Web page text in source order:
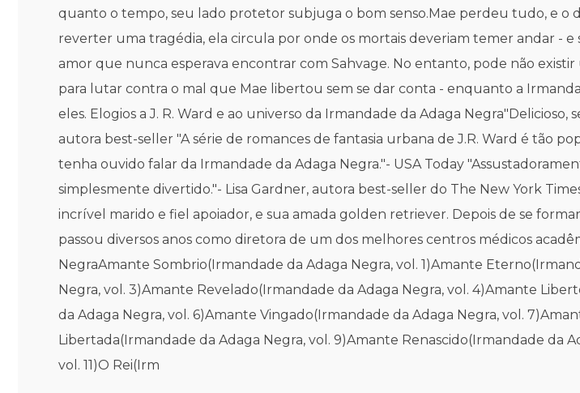
quanto o tempo, seu lado protetor subjuga o bom senso.Mae perdeu tudo, e o
reverter uma tragédia, ela circula por onde os mortais deveriam temer andar -
amor que nunca esperava encontrar com Sahvage. No entanto, pode não
para lutar contra o mal que Mae libertou sem se dar conta - enquanto a
eles. Elogios a J. R. Ward e ao universo da Irmandade da Adaga
autora best-seller "A série de romances de fantasia urbana de J.R. Ward é tão
tenha ouvido falar da Irmandade da Adaga Negra."- USA Today
simplesmente divertido."- Lisa Gardner, autora best-seller do The New York
incrível marido e fiel apoiador, e sua amada golden retriever. Depois de se
passou diversos anos como diretora de um dos melhores centros médicos
NegraAmante Sombrio(Irmandade da Adaga Negra, vol. 1)Amante
Negra, vol. 3)Amante Revelado(Irmandade da Adaga Negra, vol. 4)Amante
da Adaga Negra, vol. 6)Amante Vingado(Irmandade da Adaga Negra, vol.
Libertada(Irmandade da Adaga Negra, vol. 9)Amante Renascido(Irmandade da
vol. 11)O Rei(Irm